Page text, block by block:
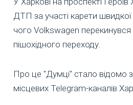
ДТП за участі карети
чого Volkswagen перекинувся
пішохідного переходу.
Про це "Думці" стало відомо з
місцевих Telegram-каналів